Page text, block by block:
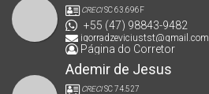
CRECISC 63.696F
+55 (47) 98843-9482
igorradzeviciustst@gmail.com
Página do Corretor
Ademir de Jesus
CRECISC 74.527